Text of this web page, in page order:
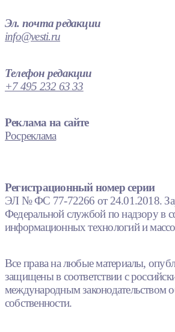
Эл. почта редакции
info@vesti.ru
Телефон редакции
+7 495 232 63 33
Реклама на сайте
Росреклама
Регистрационный номер серии
ЭЛ № ФС 77-72266 от 24.01.2018.
Федеральной службой по надзору в
информационных технологий и
Все права на любые материалы,
защищены в соответствии с
международным законодательством
собственности.